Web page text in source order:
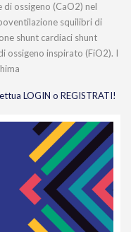
di ossigeno (CaO2) nel
squilibri di
shunt cardiaci shunt
ossigeno inspirato (FiO2). I
LOGIN o REGISTRATI!